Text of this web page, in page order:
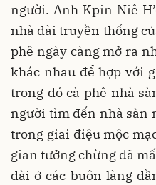
người. Anh Kpin Niê
nhà dài truyền thống
phê ngày càng mở ra
khác nhau để hợp với
trong đó cà phê nhà
người tìm đến nhà sàn
trong giai điệu mộc
gian tưởng chừng đã
dài ở các buôn làng